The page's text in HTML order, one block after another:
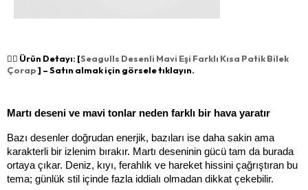
👉🏻 Ürün Detayı: [Seagulls Desenli Mavi Eşi Farklı Kısa Patik Bilek
Çorap] – Satın almak için görsele tıklayın.
Martı deseni ve mavi tonlar neden farklı bir hava yaratır
Bazı desenler doğrudan enerjik, bazıları ise daha sakin ama
karakterli bir izlenim bırakır. Martı deseninin gücü tam da burada
ortaya çıkar. Deniz, kıyı, ferahlık ve hareket hissini çağrıştıran bu
tema; günlük stil içinde fazla iddialı olmadan dikkat çekebilir.